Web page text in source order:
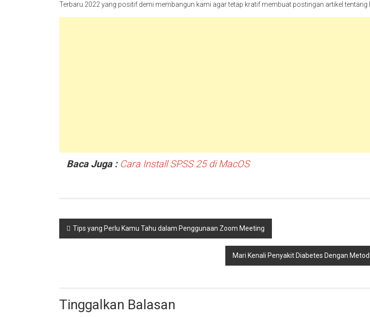
Terbaru 2022 yang positif demi membangun kami agar tetap kratif membuat postingan artikel tentang
Baca Juga : Cara Install SPSS 25 di MacOS
Navigasi
pos
Tips yang Perlu Kamu Tahu dalam Penggunaan Zoom Meeting
Mari Kenali Penyakit Diabetes Dengan
Tinggalkan Balasan